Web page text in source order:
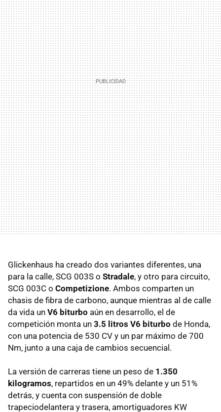
Glickenhaus ha creado dos variantes diferentes, una
para la calle, SCG 003S o Stradale, y otro para circuito,
SCG 003C o Competizione. Ambos comparten un
chasis de fibra de carbono, aunque mientras al de calle
da vida un V6 biturbo aún en desarrollo, el de
competición monta un 3.5 litros V6 biturbo de Honda,
con una potencia de 530 CV y un par máximo de 700
Nm, junto a una caja de cambios secuencial.
La versión de carreras tiene un peso de 1.350
kilogramos, repartidos en un 49% delante y un 51%
detrás, y cuenta con suspensión de doble
trapeciodelantera y trasera, amortiguadores KW